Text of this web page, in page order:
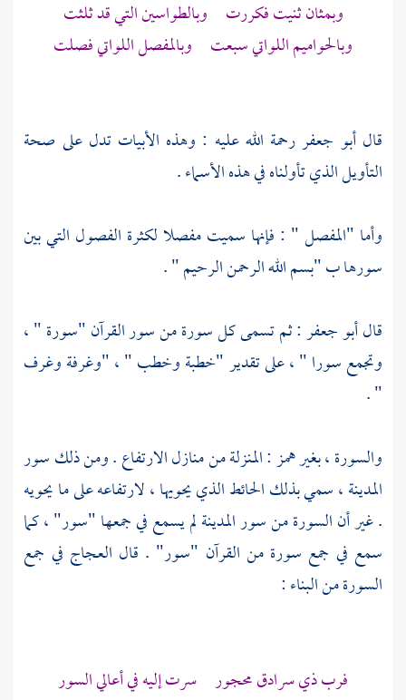
وبمثان ثنيت فكررت وبالطواسين التي قد ثلثت
وبالحواميم اللواتي سبعت وبالمفصل اللواتي فصلت
قالأبو جعفررحمة الله عليه : وهذه الأبيات تدل على صحة
التأويل الذي تأولناه في هذه الأسماء .
وأما "المفصل " : فإنها سميت مفصلا لكثرة الفصول التي بين
سورها ب "بسم الله الرحمن الرحيم " .
قالأبو جعفر: ثم تسمى كل سورة من سور القرآن "سورة " ،
وتجمع سورا " ، على تقدير "خطبة وخطب " ، "وغرفة وغرف
" .
والسورة ، بغير همز : المنزلة من منازل الارتفاع . ومن ذلك سور
المدينة ، سمي بذلك الحائط الذي يحويها ، لارتفاعه على ما يحويه
. غير أن السورة من سور المدينة لم يسمع في جمعها "سور" ، كما
سمع في جمع سورة من القرآن "سور" . قال العجاج في جمع
السورة من البناء :
فرب ذي سرادق محجور سرت إليه في أعالي السور